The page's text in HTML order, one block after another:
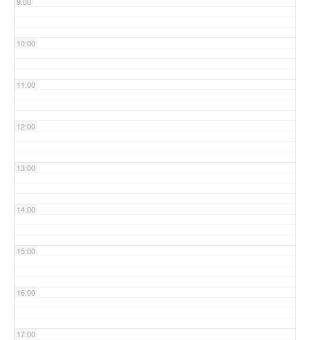
10:00
11:00
12:00
13:00
14:00
15:00
16:00
17:00